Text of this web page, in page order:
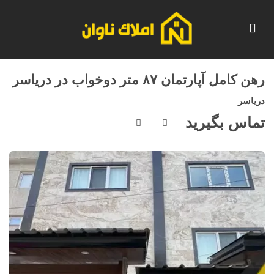
رهن کامل آپارتمان ۸۷ متر دوخواب در دریاسر
دریاسر
تماس بگیرید